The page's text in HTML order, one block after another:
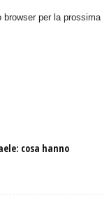
per la prossima
cosa hanno